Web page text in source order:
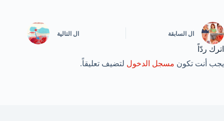
ال السابقة ال التالية
اترك ردّاً
يجب أنت تكون مسجل الدخول لتضيف تعليقاً.